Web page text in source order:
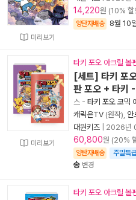
미리보기
14,220원 (10%
양탄자배송 8월 10
미리보기
타키 포오 아크릴 볼
[세트] 타키 포
판 포오 + 타키
스 - 타키 포오 코믹
캐릭온TV (원작), 안
대원키즈
2026년
60,800원 (20%
양탄자배송 주말특
송 변경
타키 포오 아크릴 볼